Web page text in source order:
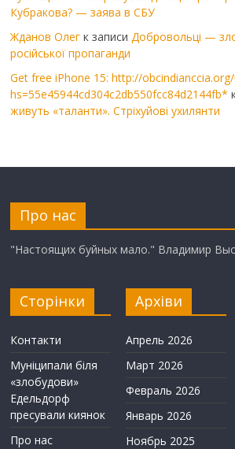
Кубракова? — заява в СБУ
Жданов Олег к записи Добровольці —
російської пропаганди
Get free iPhone 15: http://
hs=55e45944cd304c2db550fcc84d2144fb*
живуть «таланти». Стріхуйові ухилянти
Про нас
"Настоящих буйных мало." Владимир
Сторінки
Контакти
Муніципали біля
«злобудови»
Едельдорф
пресували киянок
Про нас
Архіви
Апрель 2026
Март 2026
Февраль 2026
Январь 2026
Ноябрь 2025